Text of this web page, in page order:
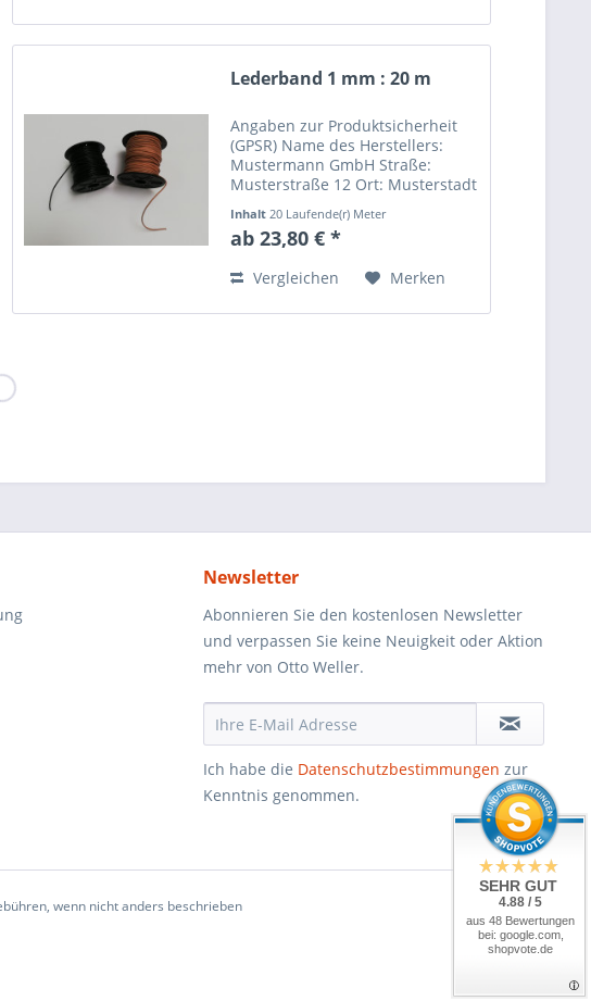
Lederband 1 mm : 20 m
Angaben zur Produktsicherheit
(GPSR) Name des Herstellers:
Mustermann GmbH Straße:
Musterstraße 12 Ort: Musterstadt
Email-Adresse:
info@mustermann.de
Inhalt20 Laufende(r) Meter
ab 23,80 € *
Vergleichen Merken
Newsletter
Abonnieren Sie den kostenlosen Newsletter
und verpassen Sie keine Neuigkeit oder Aktion
mehr von Otto Weller.
Ich habe die Datenschutzbestimmungen zur
Kenntnis genommen.
wenn nicht anders beschrieben
SEHR GUT
4.88 / 5
aus 48 Bewertungen
bei: google.com,
shopvote.de